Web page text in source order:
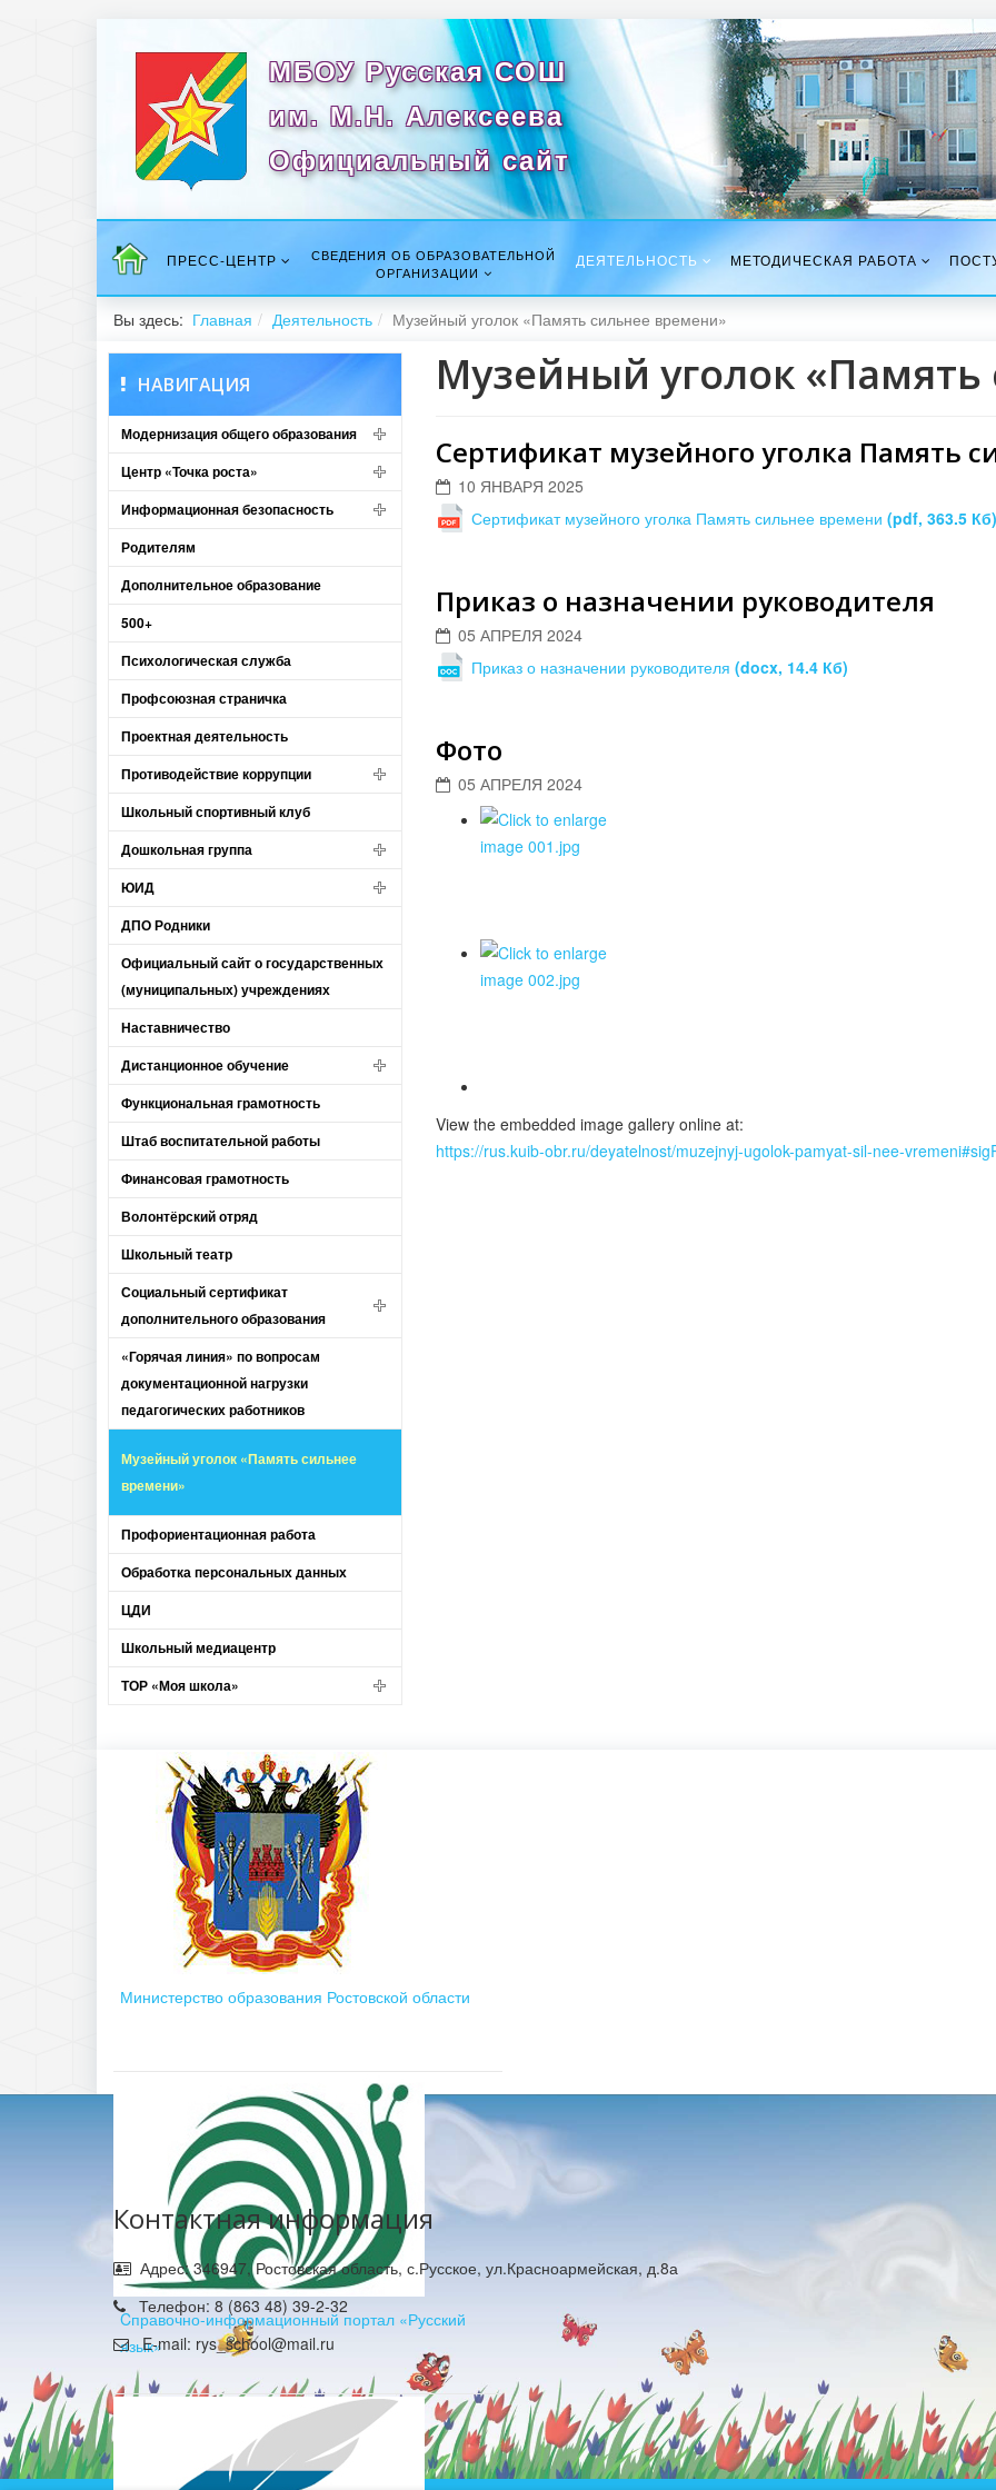
МБОУ Русская СОШ
им. М.Н. Алексеева
Официальный сайт
ПРЕСС-ЦЕНТР
СВЕДЕНИЯ ОБ ОБРАЗОВАТЕЛЬНОЙ
ОРГАНИЗАЦИИ
ДЕЯТЕЛЬНОСТЬ МЕТОДИЧЕСКАЯ РАБОТА
Вы здесь: Главная Деятельность Музейный уголок «Память сильнее времени»
НАВИГАЦИЯ
Модернизация общего образования
Центр «Точка роста»
Информационная безопасность
Родителям
Дополнительное образование
500+
Психологическая служба
Профсоюзная страничка
Проектная деятельность
Противодействие коррупции
Школьный спортивный клуб
Дошкольная группа
ЮИД
ДПО Родники
Официальный сайт о государственных
(муниципальных) учреждениях
Наставничество
Дистанционное обучение
Функциональная грамотность
Штаб воспитательной работы
Финансовая грамотность
Волонтёрский отряд
Школьный театр
Социальный сертификат
дополнительного образования
«Горячая линия» по вопросам
документационной нагрузки
педагогических работников
Музейный уголок «Память сильнее
времени»
Профориентационная работа
Обработка персональных данных
ЦДИ
Школьный медиацентр
ТОР «Моя школа»
Музейный уголок
Сертификат музейного уголка Память
10 ЯНВАРЯ 2025
Сертификат музейного уголка Память сильнее времени (pdf, 363.5 Кб)
Приказ о назначении руководителя
05 АПРЕЛЯ 2024
Приказ о назначении руководителя (docx, 14.4 Кб)
Фото
05 АПРЕЛЯ 2024
View the embedded image gallery online at:
https://rus.kuib-obr.ru/deyatelnost/muzejnyj-ugolok-pamyat-sil-nee-
Министерство образования Ростовской области
Cправочно-информационный портал «Русский
язык»
Контактная информация
Адрес: 346947, Ростовская область, с.Русское, ул.Красноармейская, д.8а
Телефон: 8 (863 48) 39-2-32
E-mail: rys_school@mail.ru